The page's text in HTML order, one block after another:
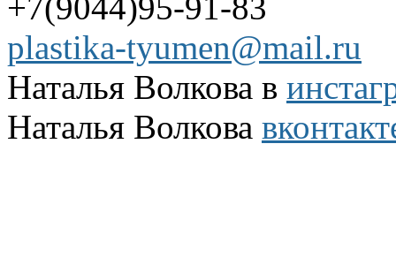
plastika-tyumen@mail.ru
Наталья Волкова в
Наталья Волкова